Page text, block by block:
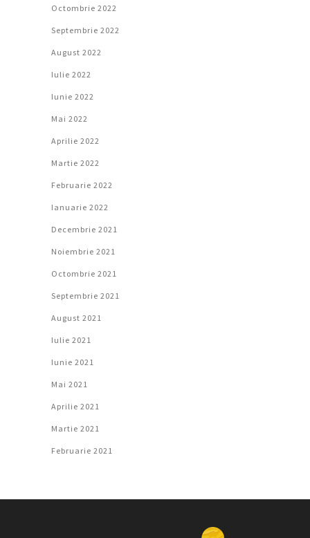
Octombrie 2022
Septembrie 2022
August 2022
Iulie 2022
Iunie 2022
Mai 2022
Aprilie 2022
Martie 2022
Februarie 2022
Ianuarie 2022
Decembrie 2021
Noiembrie 2021
Octombrie 2021
Septembrie 2021
August 2021
Iulie 2021
Iunie 2021
Mai 2021
Aprilie 2021
Martie 2021
Februarie 2021